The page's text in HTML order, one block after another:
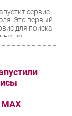
сервис
Это первый
для поиска
по